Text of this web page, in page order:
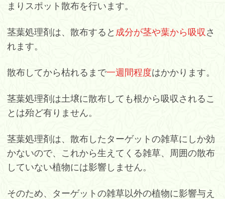
まりスポット散布を行います。
茎葉処理剤は、散布すると 成分が茎や葉から吸収 さ
れます。
散布してから枯れるまで一週間程度はかかります。
茎葉処理剤は土壌に散布しても根から吸収されるこ
とは殆ど有りません。
茎葉処理剤は、散布したターゲットの雑草にしか効
かないので、これから生えてくる雑草、周囲の散布
していない植物には影響しません。
そのため、ターゲットの雑草以外の植物に影響与え